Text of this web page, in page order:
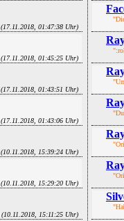
(17.11.2018, 01:47:38 Uhr)
(17.11.2018, 01:45:25 Uhr)
(17.11.2018, 01:43:51 Uhr)
(17.11.2018, 01:43:06 Uhr)
(10.11.2018, 15:39:24 Uhr)
(10.11.2018, 15:29:20 Uhr)
(10.11.2018, 15:11:25 Uhr)